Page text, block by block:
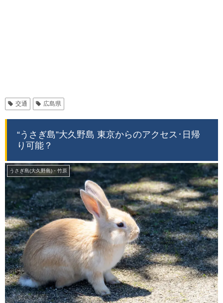
交通 広島県
“うさぎ島”大久野島 東京からのアクセス･日帰
り可能？
うさぎ島(大久野島)・竹原